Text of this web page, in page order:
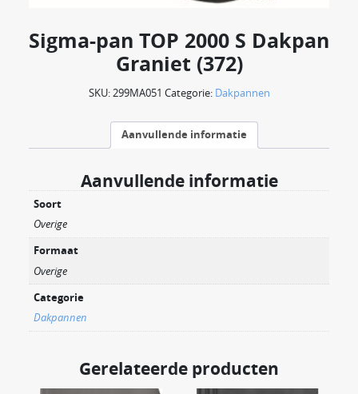
Sigma-pan TOP 2000 S Dakpan
Graniet (372)
SKU:299MA051 Categorie: Dakpannen
Aanvullende informatie
Aanvullende informatie
Soort
Overige
Formaat
Overige
Categorie
Dakpannen
Gerelateerde producten